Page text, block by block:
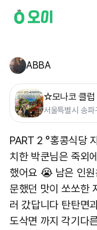
ABBA
☆모나코 클
서울특별시 송파
PART 2 °홍콩식당
치한 박쿤님은 죽외
했어요 😭 남은 인
문했던 맛이 쏘쏘한
러 갔답니다 탄탄면
도삭면 까지 각기다